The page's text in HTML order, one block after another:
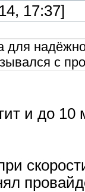
17:37]
для
с
и до